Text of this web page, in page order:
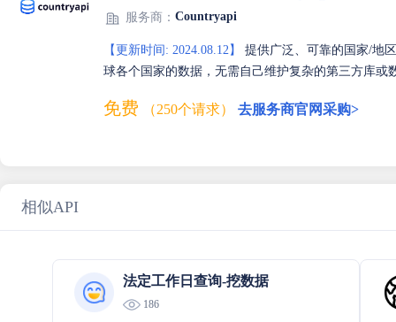
服务商： Countryapi
【更新时间: 2024.08.12】
提供广泛、可靠的国家/地
球各个国家的数据，无需自己维护复杂的第三方库或
免费 （250个请求） 去服务商官网采购>
相似API
法定工作日查询-挖数据
186